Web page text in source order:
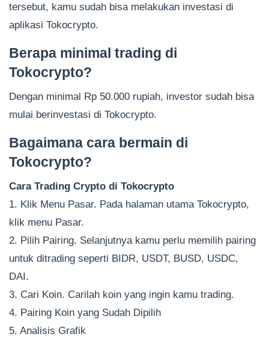
tersebut, kamu sudah bisa melakukan investasi di
aplikasi Tokocrypto.
Berapa minimal trading di
Tokocrypto?
Dengan minimal Rp 50.000 rupiah, investor sudah bisa
mulai berinvestasi di Tokocrypto.
Bagaimana cara bermain di
Tokocrypto?
Cara Trading Crypto di Tokocrypto
1. Klik Menu Pasar. Pada halaman utama Tokocrypto,
klik menu Pasar.
2. Pilih Pairing. Selanjutnya kamu perlu memilih pairing
untuk ditrading seperti BIDR, USDT, BUSD, USDC,
DAI.
3. Cari Koin. Carilah koin yang ingin kamu trading.
4. Pairing Koin yang Sudah Dipilih
5. Analisis Grafik